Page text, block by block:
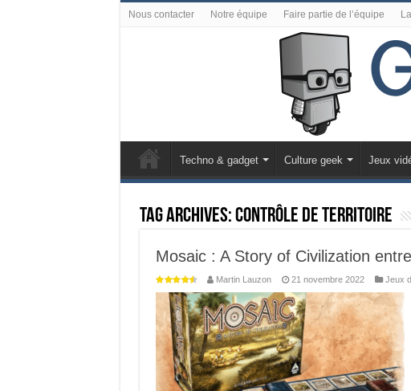
Nous contacter Notre équipe Faire partie de l’équipe
Techno & gadget Culture geek Jeux
Tag Archives:Contrôle de territoire
Mosaic : A Story of Civilization
Martin Lauzon 21 novembre 2022 Jeux